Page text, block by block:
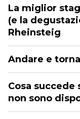
La miglior
(e la
Rheinsteig
Andare e
Cosa
non sono